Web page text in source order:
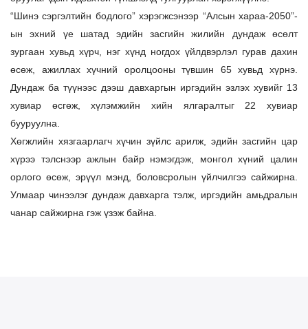
“Шинэ сэргэлтийн бодлого” хэрэгжсэнээр “Алсын хараа-2050”-
ын эхний үе шатад эдийн засгийн жилийн дундаж өсөлт
зургаан хувьд хүрч, нэг хүнд ногдох үйлдвэрлэл гурав дахин
өсөж, ажиллах хүчний оролцооны түвшин 65 хувьд хүрнэ.
Дундаж ба түүнээс дээш давхаргын иргэдийн эзлэх хувийг 13
хувиар өсгөж, хүлэмжийн хийн ялгаралтыг 22 хувиар
бууруулна.
Хөгжлийн хязгаарлагч хүчин зүйлс арилж, эдийн засгийн цар
хүрээ тэлснээр ажлын байр нэмэгдэж, монгол хүний цалин
орлого өсөж, эрүүл мэнд, боловсролын үйлчилгээ сайжирна.
Улмаар чинээлэг дундаж давхарга тэлж, иргэдийн амьдралын
чанар сайжирна гэж үзэж байна.